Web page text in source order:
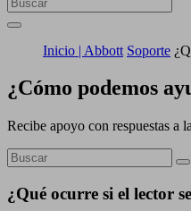
Inicio | Abbott Soporte
¿Cómo podemos
Recibe apoyo con respuestas a
¿Qué ocurre si el lector